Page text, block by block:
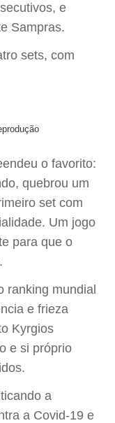
e
Sampras.
sets, com
o favorito:
quebrou um
set com
Um jogo
para que o
ranking mundial
e frieza
Kyrgios
e si próprio
a
a Covid-19 e